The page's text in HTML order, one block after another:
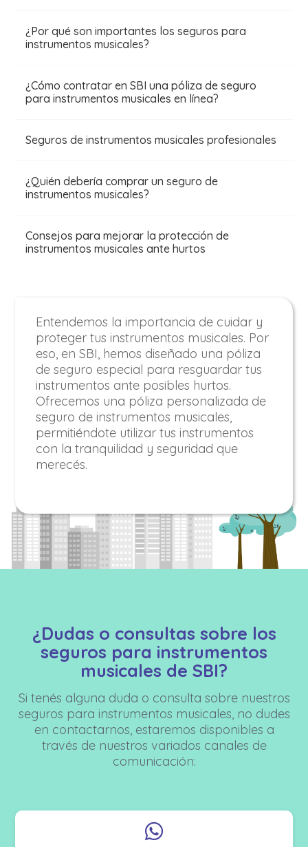
¿Por qué son importantes los seguros para
instrumentos musicales?
¿Cómo contratar en SBI una póliza de seguro
para instrumentos musicales en línea?
Seguros de instrumentos musicales profesionales
¿Quién debería comprar un seguro de
instrumentos musicales?
Consejos para mejorar la protección de
instrumentos musicales ante hurtos
Entendemos la importancia de cuidar y
proteger tus instrumentos musicales. Por
eso, en SBI, hemos diseñado una póliza
de seguro especial para resguardar tus
instrumentos ante posibles hurtos.
Ofrecemos una póliza personalizada de
seguro de instrumentos musicales,
permitiéndote utilizar tus instrumentos
con la tranquilidad y seguridad que
merecés.
¿Dudas o consultas sobre los
seguros para instrumentos
musicales de SBI?
Si tenés alguna duda o consulta sobre nuestros
seguros para instrumentos musicales, no dudes
en contactarnos, estaremos disponibles a
través de nuestros variados canales de
comunicación:
